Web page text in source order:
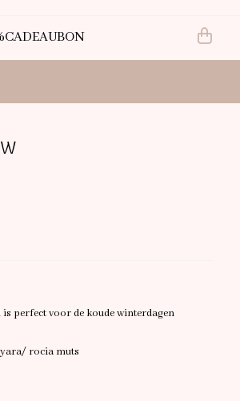
CADEAUBON
perfect voor de koude winterdagen
yara/ rocia muts